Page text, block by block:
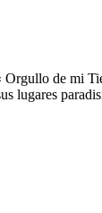
de mi
lugares